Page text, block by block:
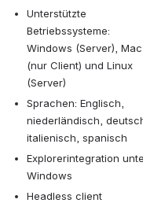
Unterstützte
Betriebssysteme:
Windows (Server), Mac
(nur Client) und Linux
(Server)
Sprachen: Englisch,
niederländisch,
italienisch, spanisch
Explorerintegration
Windows
Headless client